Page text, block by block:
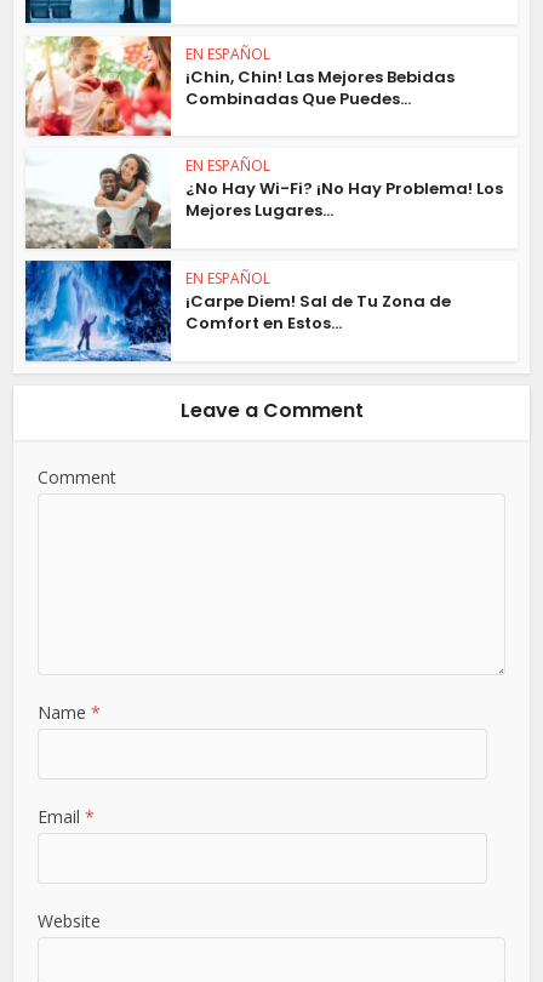
EN ESPAÑOL
¡Chin, Chin! Las Mejores Bebidas
Combinadas Que Puedes...
EN ESPAÑOL
¿No Hay Wi-Fi? ¡No Hay Problema! Los
Mejores Lugares...
EN ESPAÑOL
¡Carpe Diem! Sal de Tu Zona de
Comfort en Estos...
Leave a Comment
Comment
Name*
Email*
Website